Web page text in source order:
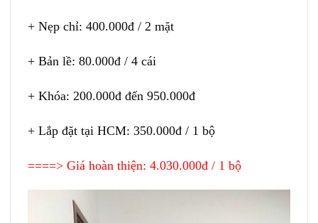
+ Nẹp chỉ: 400.000đ / 2 mặt
+ Bản lề: 80.000đ / 4 cái
+ Khóa: 200.000đ đến 950.000đ
+ Lắp đặt tại HCM: 350.000đ / 1 bộ
====> Giá hoàn thiện: 4.030.000đ / 1 bộ